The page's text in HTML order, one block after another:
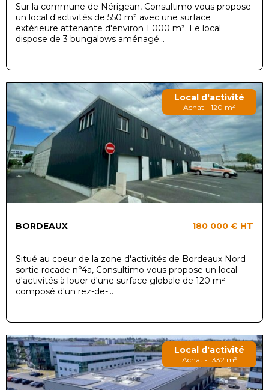
Sur la commune de Nérigean, Consultimo vous propose
un local d'activités de 550 m² avec une surface
extérieure attenante d'environ 1 000 m². Le local
dispose de 3 bungalows aménagé...
Local d'activité
Achat - 120 m²
BORDEAUX 180 000 € HT
Situé au coeur de la zone d'activités de Bordeaux Nord
sortie rocade n°4a, Consultimo vous propose un local
d'activités à louer d'une surface globale de 120 m²
composé d'un rez-de-...
Local d'activité
Achat - 1332 m²